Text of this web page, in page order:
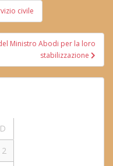
civile
Ministro Abodi per la loro
stabilizzazione
D
2